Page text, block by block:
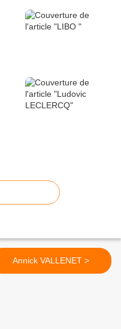
Annick VALLENET >